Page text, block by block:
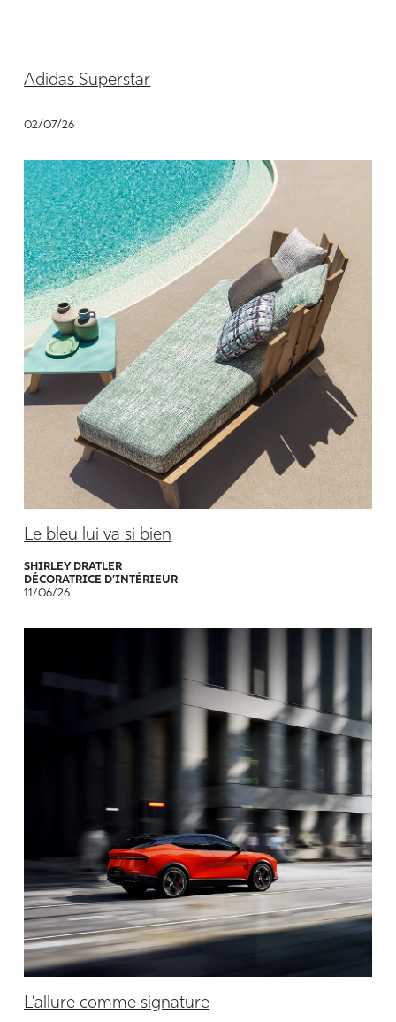
Adidas Superstar
02/07/26
Le bleu lui va si bien
SHIRLEY DRATLER
DÉCORATRICE D’INTÉRIEUR
11/06/26
L’allure comme signature